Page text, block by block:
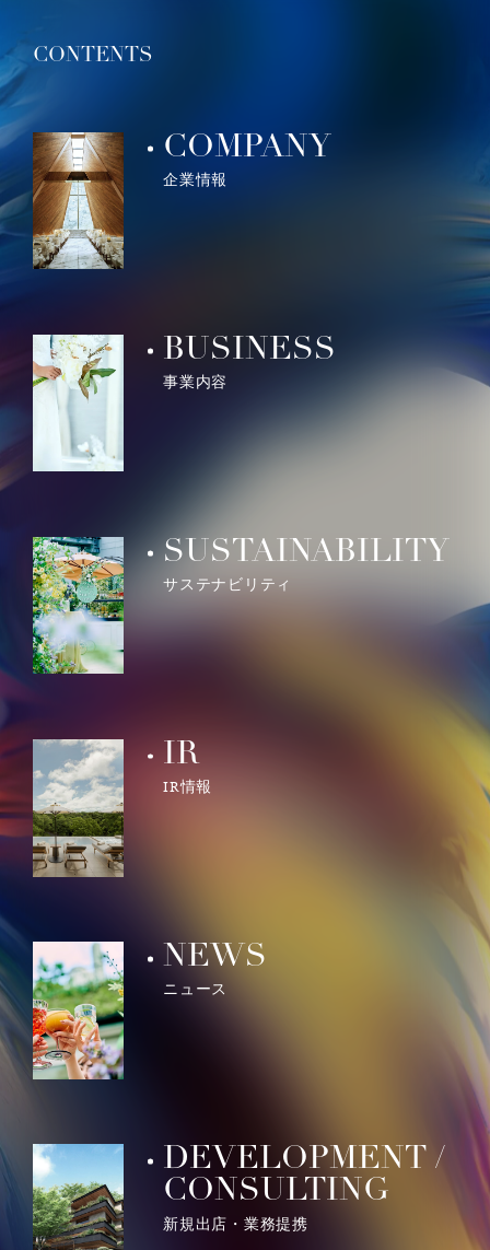
CONTENTS
COMPANY
企業情報
BUSINESS
事業内容
SUSTAINABILITY
サステナビリティ
IR
IR情報
NEWS
ニュース
DEVELOPMENT /
CONSULTING
新規出店・業務提携